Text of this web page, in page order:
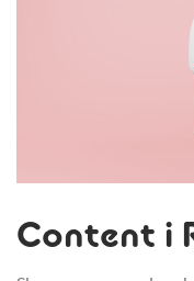
Content i